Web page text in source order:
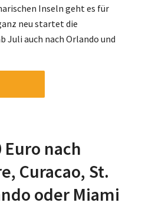
Inseln geht es für
neu startet die
Juli auch nach Orlando und
Euro nach
Curacao, St.
oder Miami